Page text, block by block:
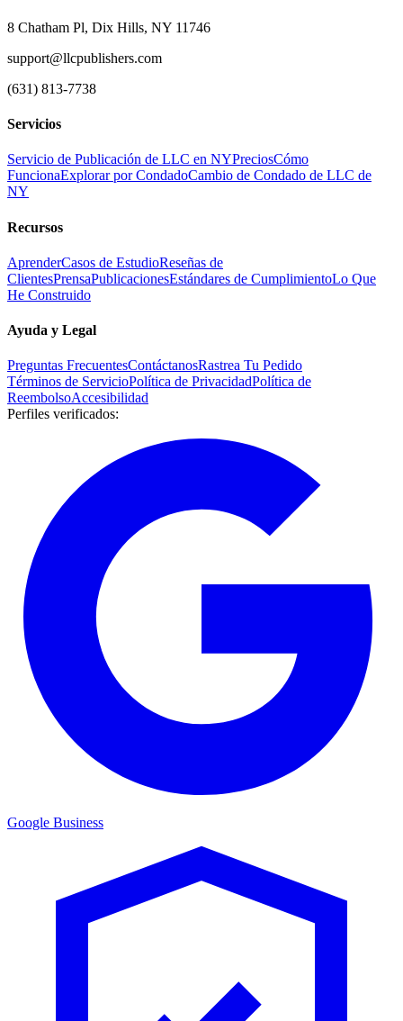
8 Chatham Pl, Dix Hills, NY 11746
support@llcpublishers.com
(631) 813-7738
Servicios
Servicio de Publicación de LLC en NYPreciosCómo
FuncionaExplorar por CondadoCambio de Condado de LLC de
NY
Recursos
AprenderCasos de EstudioReseñas de
ClientesPrensaPublicacionesEstándares de CumplimientoLo Que
He Construido
Ayuda y Legal
Preguntas FrecuentesContáctanosRastrea Tu Pedido
Términos de ServicioPolítica de PrivacidadPolítica de
ReembolsoAccesibilidad
Perfiles verificados:
Google Business